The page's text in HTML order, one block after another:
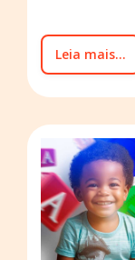
Leia mais...